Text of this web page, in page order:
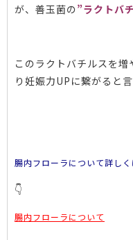
が、善玉菌の ”ラクトバ
このラクトバチルスを
り妊娠力UPに繋がると言
腸内フローラについて詳し
👇
腸内フローラについて